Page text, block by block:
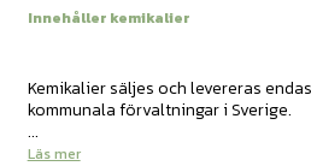
Innehåller kemikalier
Kemikalier säljes och levereras
kommunala förvaltningar i Sverige.
...
Läs mer